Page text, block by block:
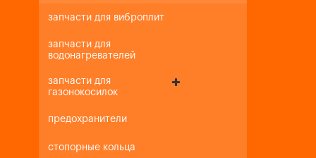
запчасти для виброплит
запчасти для
водонагревателей
запчасти для
газонокосилок
предохранители
стопорные кольца